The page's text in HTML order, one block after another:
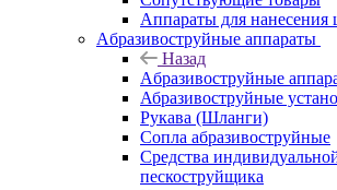
Аппараты для нанесения
Aбразивоструйные аппараты
Назад
Aбразивоструйные
Абразивоструйные
Рукава (Шланги)
Сопла абразивоструйные
Средства
пескоструйщика